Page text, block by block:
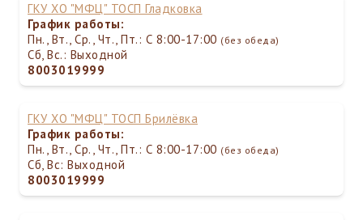
ГКУ ХО "МФЦ" ТОСП Гладковка
График работы:
Пн., Вт., Ср., Чт., Пт.: С 8:00-17:00 (без обеда)
Сб, Вс.: Выходной
8003019999
ГКУ ХО "МФЦ" ТОСП Брилёвка
График работы:
Пн., Вт., Ср., Чт., Пт.: С 8:00-17:00 (без обеда)
Сб, Вс: Выходной
8003019999